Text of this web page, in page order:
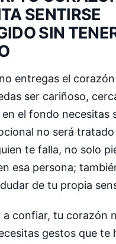
SENTIRSE
SIN
entregas el
ser cariñoso,
el fondo necesitas
no será
te falla, no solo
esa persona;
de tu propia
a confiar, tu corazón
gestos que te